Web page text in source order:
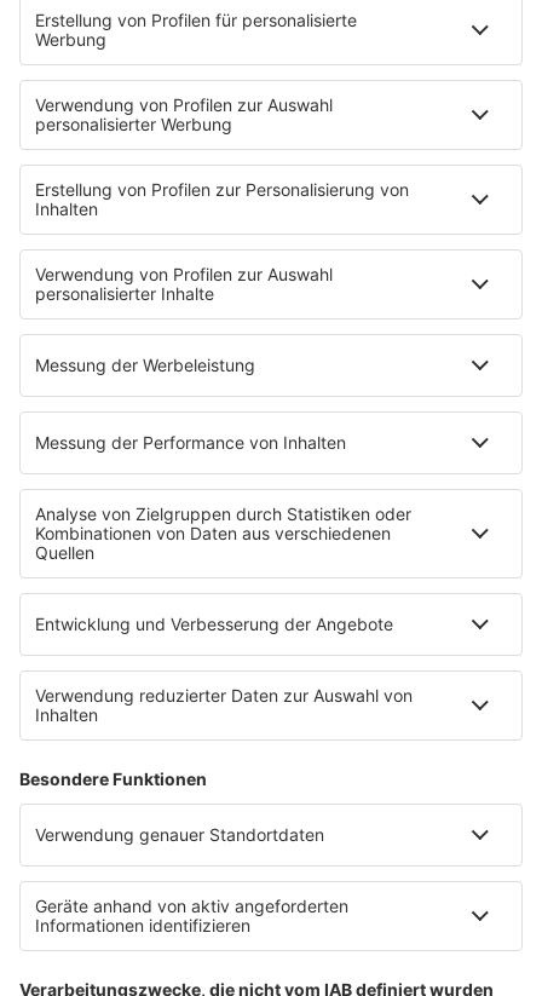
PODCASTS
Mit den Waffeln einer Frau
Frühstück bei Barbara
Brave & One
NotAufnahme
"Bewerbung und Karriere"
Aber bitte mit Schlager
Erdbeerkäse
Fitness mit M.A.R.K
Glück in Worten
Todesursache
Niemand muss ein Promi sein
PROGRAMM
Mit den Waffeln einer Frau
SERVICE
Empfang
barba radio App
Impressum
Datenschutz Facebook & Instagram
Datenschutzeinstellungen
Clubbedingungen
Werbung schalten
Waffel-Werbepartner
80s80s.de
90s90s.de
Schlagerplanetradio.com
1deutsch.de